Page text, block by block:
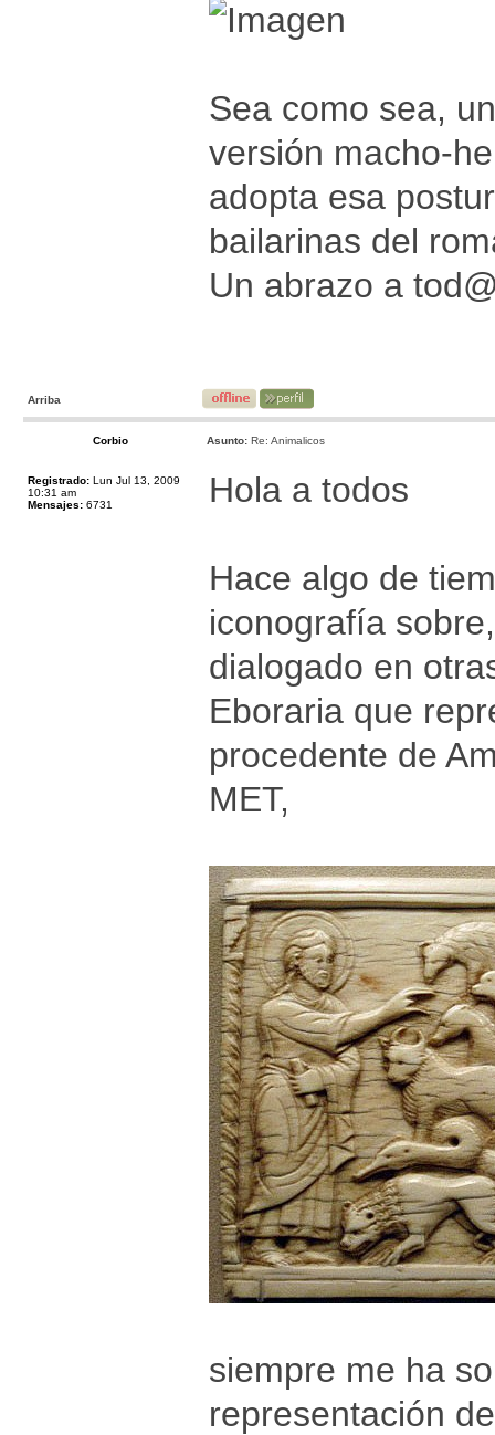
Sea como sea,
versión macho-
adopta esa
bailarinas del
Un abrazo a
Arriba
Corbio Asunto: Re: Animalicos
Registrado: Lun Jul 13, 2009
10:31 am
Mensajes: 6731 Hola a todos
Hace algo de
iconografía
dialogado en
Eboraria que
procedente de
MET,
siempre me ha
representación